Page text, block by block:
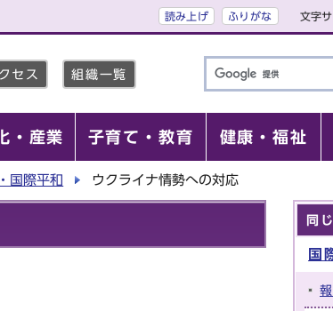
読み上げ ふりがな 文字
セス 組織一覧
・産業 子育て・教育 健康・福祉
国際平和 ウクライナ情勢への対応
同
国